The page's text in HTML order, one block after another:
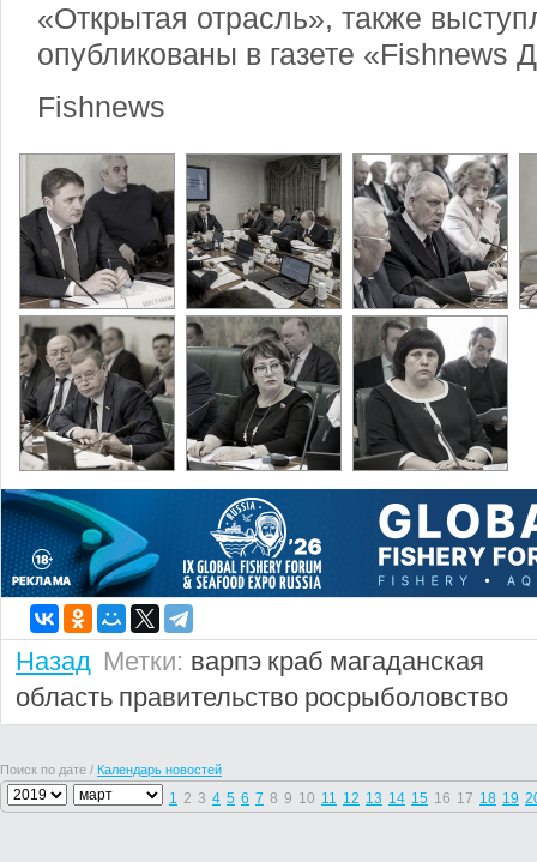
«Открытая отрасль», также
опубликованы в газете «Fishnews
Fishnews
Назад Метки: варпэ краб магаданская
область правительство росрыболовство
Поиск по дате / Календарь новостей
1 2 3 4 5 6 7 8 9 10 11 12 13 14 15 16 17 18 19